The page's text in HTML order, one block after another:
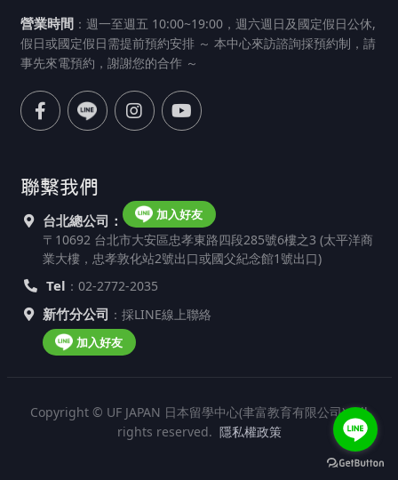
營業時間：週一至週五 10:00~19:00，週六週日及國定假日公休,
假日或國定假日需提前預約安排 ～ 本中心來訪諮詢採預約制，請
事先來電預約，謝謝您的合作 ～
聯繫我們
台北總公司： 加入好友
〒10692 台北市大安區忠孝東路四段285號6樓之3 (太平洋商
業大樓，忠孝敦化站2號出口或國父紀念館1號出口)
Tel ：02-2772-2035
新竹分公司 ：採LINE線上聯絡
加入好友
Copyright © UF JAPAN 日本留學中心(聿富教育有限公司). All
rights reserved. 隱私權政策